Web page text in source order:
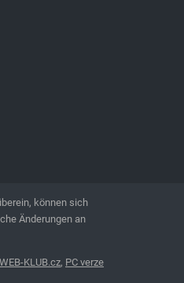
können sich
Änderungen an
WEB-KLUB.cz, PC verze